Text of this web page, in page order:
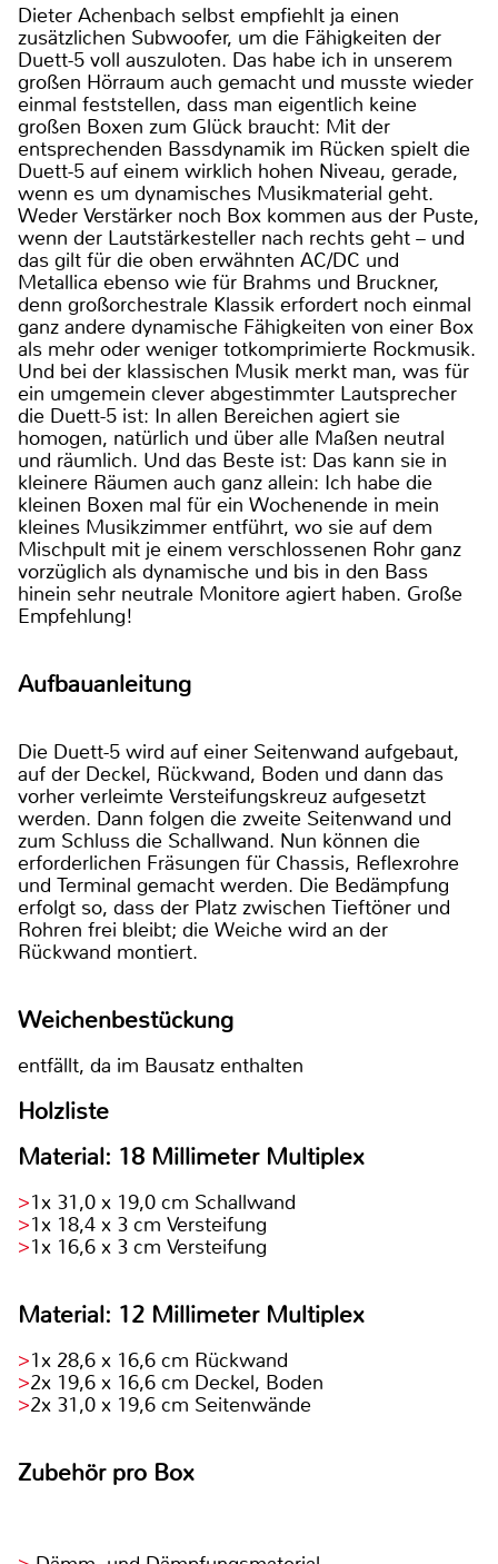
Dieter Achenbach selbst empfiehlt ja einen
zusätzlichen Subwoofer, um die Fähigkeiten der
Duett-5 voll auszuloten. Das habe ich in unserem
großen Hörraum auch gemacht und musste wieder
einmal feststellen, dass man eigentlich keine
großen Boxen zum Glück braucht: Mit der
entsprechenden Bassdynamik im Rücken spielt die
Duett-5 auf einem wirklich hohen Niveau, gerade,
wenn es um dynamisches Musikmaterial geht.
Weder Verstärker noch Box kommen aus der Puste,
wenn der Lautstärkesteller nach rechts geht – und
das gilt für die oben erwähnten AC/DC und
Metallica ebenso wie für Brahms und Bruckner,
denn großorchestrale Klassik erfordert noch einmal
ganz andere dynamische Fähigkeiten von einer Box
als mehr oder weniger totkomprimierte Rockmusik.
Und bei der klassischen Musik merkt man, was für
ein umgemein clever abgestimmter Lautsprecher
die Duett-5 ist: In allen Bereichen agiert sie
homogen, natürlich und über alle Maßen neutral
und räumlich. Und das Beste ist: Das kann sie in
kleinere Räumen auch ganz allein: Ich habe die
kleinen Boxen mal für ein Wochenende in mein
kleines Musikzimmer entführt, wo sie auf dem
Mischpult mit je einem verschlossenen Rohr ganz
vorzüglich als dynamische und bis in den Bass
hinein sehr neutrale Monitore agiert haben. Große
Empfehlung!
Aufbauanleitung
Die Duett-5 wird auf einer Seitenwand aufgebaut,
auf der Deckel, Rückwand, Boden und dann das
vorher verleimte Versteifungskreuz aufgesetzt
werden. Dann folgen die zweite Seitenwand und
zum Schluss die Schallwand. Nun können die
erforderlichen Fräsungen für Chassis, Reflexrohre
und Terminal gemacht werden. Die Bedämpfung
erfolgt so, dass der Platz zwischen Tieftöner und
Rohren frei bleibt; die Weiche wird an der
Rückwand montiert.
Weichenbestückung
entfällt, da im Bausatz enthalten
Holzliste
Material: 18 Millimeter Multiplex
1x 31,0 x 19,0 cm Schallwand
1x 18,4 x 3 cm Versteifung
1x 16,6 x 3 cm Versteifung
Material: 12 Millimeter Multiplex
1x 28,6 x 16,6 cm Rückwand
2x 19,6 x 16,6 cm Deckel, Boden
2x 31,0 x 19,6 cm Seitenwände
Zubehör pro Box